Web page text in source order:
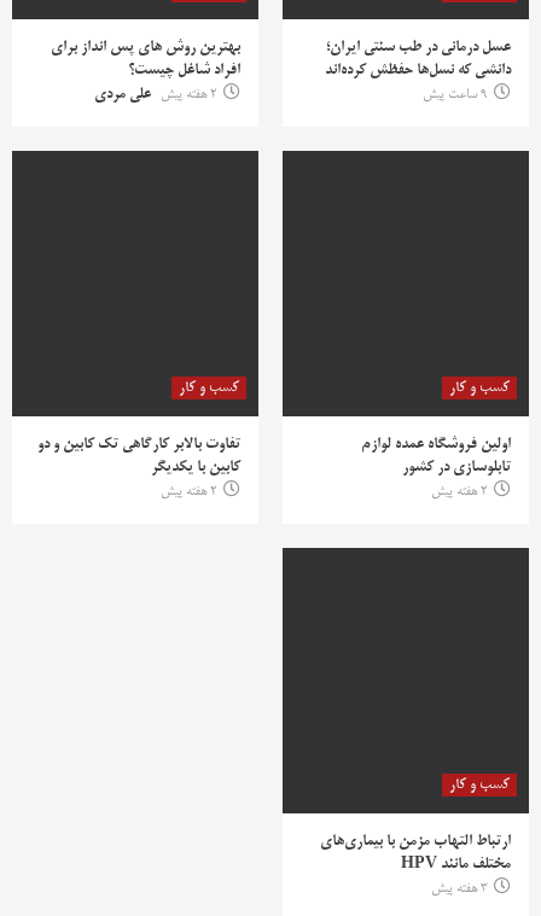
عسل درمانی در طب سنتی ایران؛
دانشی که نسل‌ها حفظش کرده‌اند
9 ساعت پیش
بهترین روش‌ های پس‌ انداز برای
افراد شاغل چیست؟
2 هفته پیش
علی مردی
کسب و کار
اولین فروشگاه عمده لوازم
تابلوسازی در کشور
2 هفته پیش
کسب و کار
تفاوت بالابر کارگاهی تک کابین و دو
کابین با یکدیگر
2 هفته پیش
کسب و کار
ارتباط التهاب مزمن با بیماری‌های
مختلف مانند HPV
3 هفته پیش